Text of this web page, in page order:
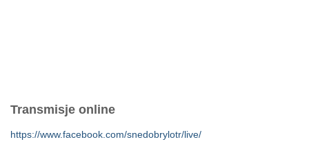
Transmisje online
https://www.facebook.com/snedobrylotr/live/